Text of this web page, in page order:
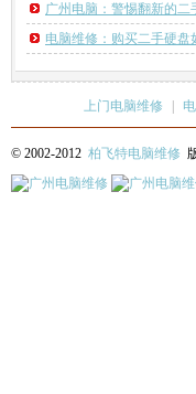
广州电脑：警惕翻新的二
电脑维修：购买二手硬盘
上门电脑维修
© 2002-2012 柏飞特电脑维修